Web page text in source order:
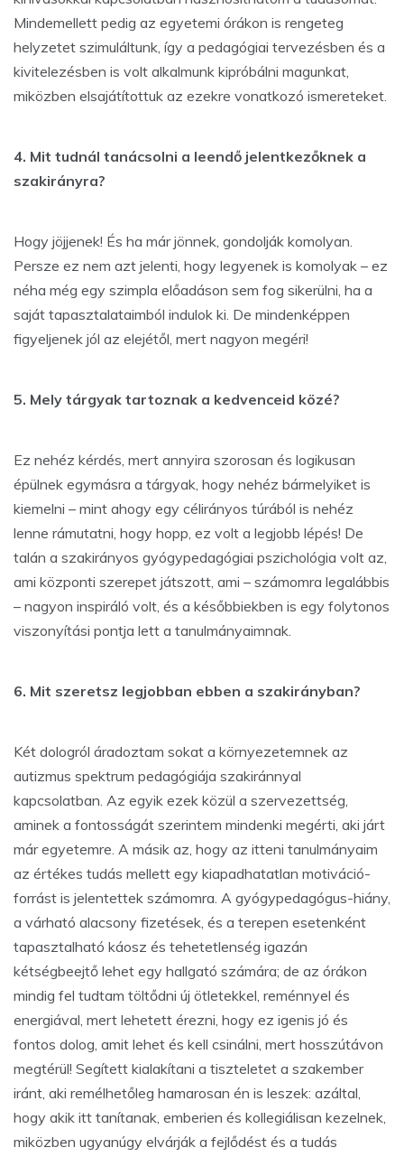
Mindemellett pedig az egyetemi órákon is rengeteg
helyzetet szimuláltunk, így a pedagógiai tervezésben és a
kivitelezésben is volt alkalmunk kipróbálni magunkat,
miközben elsajátítottuk az ezekre vonatkozó ismereteket.
4. Mit tudnál tanácsolni a leendő jelentkezőknek a
szakirányra?
Hogy jöjjenek! És ha már jönnek, gondolják komolyan.
Persze ez nem azt jelenti, hogy legyenek is komolyak – ez
néha még egy szimpla előadáson sem fog sikerülni, ha a
saját tapasztalataimból indulok ki. De mindenképpen
figyeljenek jól az elejétől, mert nagyon megéri!
5. Mely tárgyak tartoznak a kedvenceid közé?
Ez nehéz kérdés, mert annyira szorosan és logikusan
épülnek egymásra a tárgyak, hogy nehéz bármelyiket is
kiemelni – mint ahogy egy célirányos túrából is nehéz
lenne rámutatni, hogy hopp, ez volt a legjobb lépés! De
talán a szakirányos gyógypedagógiai pszichológia volt az,
ami központi szerepet játszott, ami – számomra legalábbis
– nagyon inspiráló volt, és a későbbiekben is egy folytonos
viszonyítási pontja lett a tanulmányaimnak.
6. Mit szeretsz legjobban ebben a szakirányban?
Két dologról áradoztam sokat a környezetemnek az
autizmus spektrum pedagógiája szakiránnyal
kapcsolatban. Az egyik ezek közül a szervezettség,
aminek a fontosságát szerintem mindenki megérti, aki járt
már egyetemre. A másik az, hogy az itteni tanulmányaim
az értékes tudás mellett egy kiapadhatatlan motiváció-
forrást is jelentettek számomra. A gyógypedagógus-hiány,
a várható alacsony fizetések, és a terepen esetenként
tapasztalható káosz és tehetetlenség igazán
kétségbeejtő lehet egy hallgató számára; de az órákon
mindig fel tudtam töltődni új ötletekkel, reménnyel és
energiával, mert lehetett érezni, hogy ez igenis jó és
fontos dolog, amit lehet és kell csinálni, mert hosszútávon
megtérül! Segített kialakítani a tiszteletet a szakember
iránt, aki remélhetőleg hamarosan én is leszek: azáltal,
hogy akik itt tanítanak, emberien és kollegiálisan kezelnek,
miközben ugyanúgy elvárják a fejlődést és a tudás